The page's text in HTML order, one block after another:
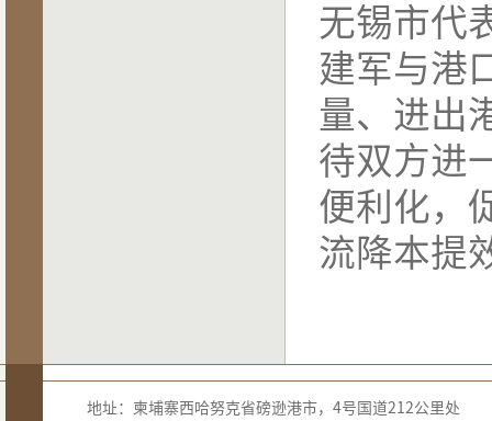
无锡市代
建军与港
量、进出
待双方进
便利化，
流降本提
地址：柬埔寨西哈努克省磅逊港市，4号国道212公里处